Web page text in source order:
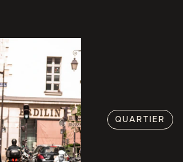
QUARTIER